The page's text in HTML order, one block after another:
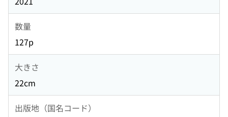
数量
127p
大きさ
22cm
出版地（国名コード）